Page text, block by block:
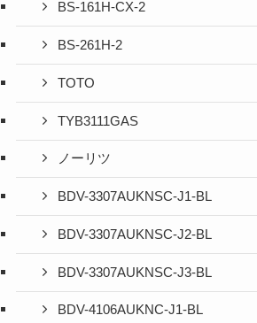
BS-161H-CX-2
BS-261H-2
TOTO
TYB3111GAS
ノーリツ
BDV-3307AUKNSC-J1-BL
BDV-3307AUKNSC-J2-BL
BDV-3307AUKNSC-J3-BL
BDV-4106AUKNC-J1-BL